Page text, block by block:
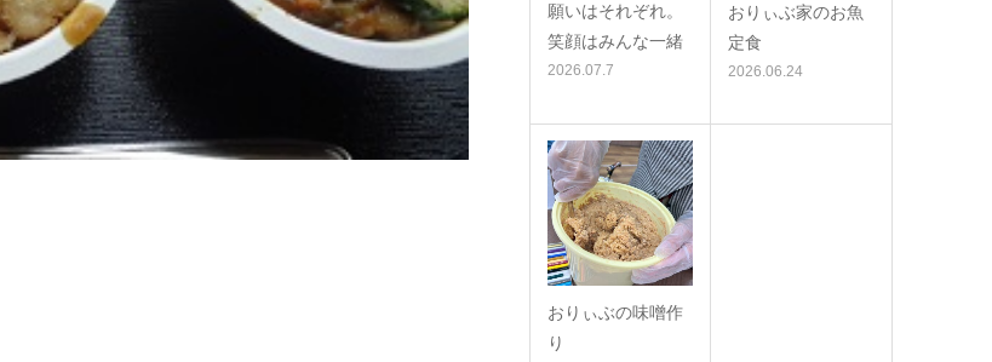
願いはそれぞれ。
笑顔はみんな一緒
2026.07.7
おりぃぶ家のお魚
定食
2026.06.24
おりぃぶの味噌作
り